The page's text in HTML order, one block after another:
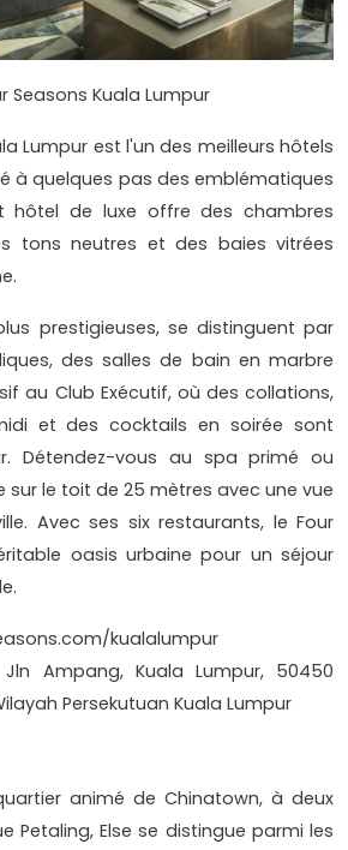
Seasons Kuala Lumpur
Lumpur est l'un des meilleurs hôtels
à quelques pas des emblématiques
hôtel de luxe offre des chambres
tons neutres et des baies vitrées
prestigieuses, se distinguent par
des salles de bain en marbre
au Club Exécutif, où des collations,
et des cocktails en soirée sont
Détendez-vous au spa primé ou
sur le toit de 25 mètres avec une vue
Avec ses six restaurants, le Four
oasis urbaine pour un séjour
kualalumpur
Ampang, Kuala Lumpur, 50450
Persekutuan Kuala Lumpur
animé de Chinatown, à deux
Petaling, Else se distingue parmi les